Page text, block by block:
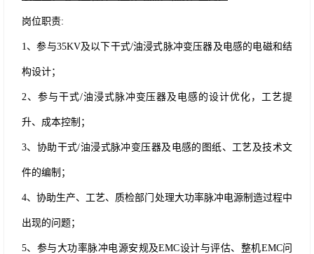
岗位职责:
1、参与35KV及以下干式/油浸式脉冲变压器及电感的电磁和结
构设计；
2、参与干式/油浸式脉冲变压器及电感的设计优化，工艺提
升、成本控制；
3、协助干式/油浸式脉冲变压器及电感的图纸、工艺及技术文
件的编制；
4、协助生产、工艺、质检部门处理大功率脉冲电源制造过程中
出现的问题；
5、参与大功率脉冲电源安规及EMC设计与评估、整机EMC问